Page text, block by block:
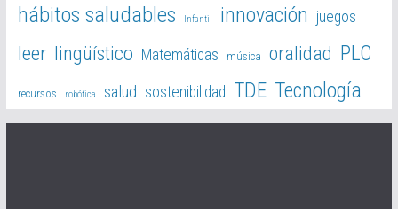
hábitos saludables Infantil innovación juegos
leer lingüístico Matemáticas música oralidad PLC
recursos robótica salud sostenibilidad TDE Tecnología